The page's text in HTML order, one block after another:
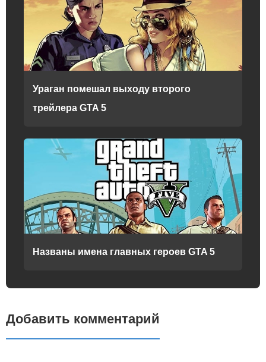
Ураган помешал выходу второго
трейлера GTA 5
Названы имена главных героев GTA 5
Добавить комментарий